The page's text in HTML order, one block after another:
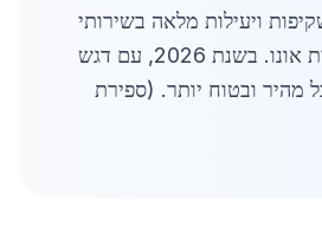
ויעילות מלאה בשירותי
ריתוך מתכת בקריית אונו. בשנת 2026, עם דגש
מהיר ובטוח יותר. (ספירת